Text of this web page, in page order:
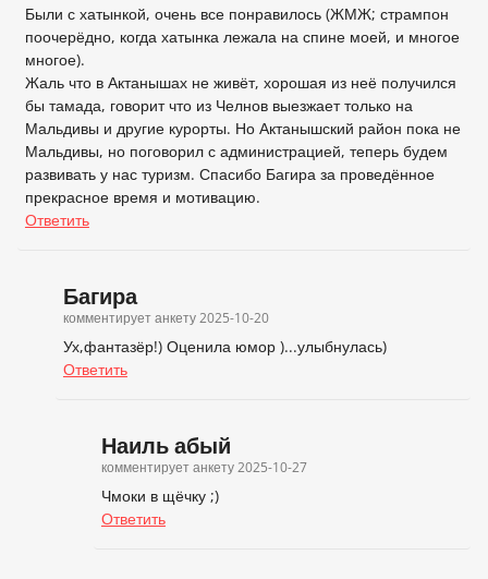
Были с хатынкой, очень все понравилось (ЖМЖ; стрампон
поочерёдно, когда хатынка лежала на спине моей, и многое
многое).
Жаль что в Актанышах не живёт, хорошая из неё получился
бы тамада, говорит что из Челнов выезжает только на
Мальдивы и другие курорты. Но Актанышский район пока не
Мальдивы, но поговорил с администрацией, теперь будем
развивать у нас туризм. Спасибо Багира за проведённое
прекрасное время и мотивацию.
Ответить
Багира
комментирует анкету2025-10-20
Ух,фантазёр!) Оценила юмор )...улыбнулась)
Ответить
Наиль абый
комментирует анкету2025-10-27
Чмоки в щёчку ;)
Ответить